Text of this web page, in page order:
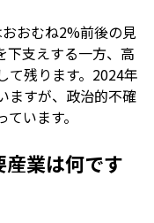
おむね2%前後の見
下支えする一方、高
て残ります。2024年
ますが、政治的不確
います。
業は何です